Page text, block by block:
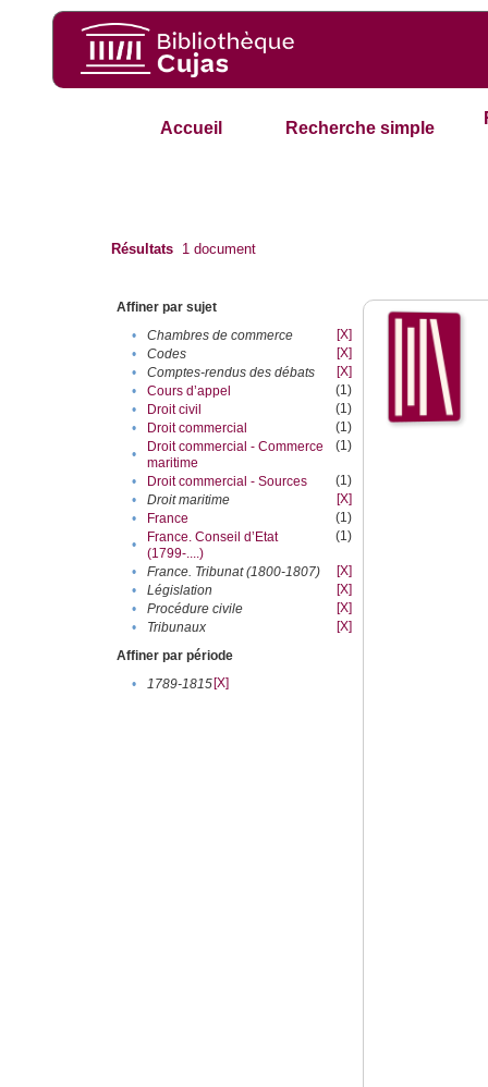
Accueil Recherche simple
Résultats 1 document
Affiner par sujet
•
Chambres de commerce
[X]
•
Codes
[X]
•
Comptes-rendus des débats
[X]
•
Cours d’appel
(1)
•
Droit civil
(1)
•
Droit commercial
(1)
•
Droit commercial - Commerce
maritime
(1)
• Droit commercial - Sources
(1)
•
Droit maritime
[X]
•
France
(1)
•
France. Conseil d’Etat
(1799-....)
(1)
• France. Tribunat (1800-1807)
[X]
•
Législation
[X]
•
Procédure civile
[X]
•
Tribunaux
[X]
Affiner par période
•
1789-1815[X]